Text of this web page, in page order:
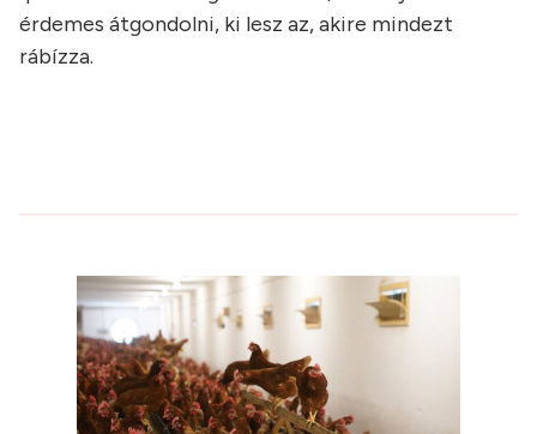
érdemes átgondolni, ki lesz az, akire mindezt
rábízza.